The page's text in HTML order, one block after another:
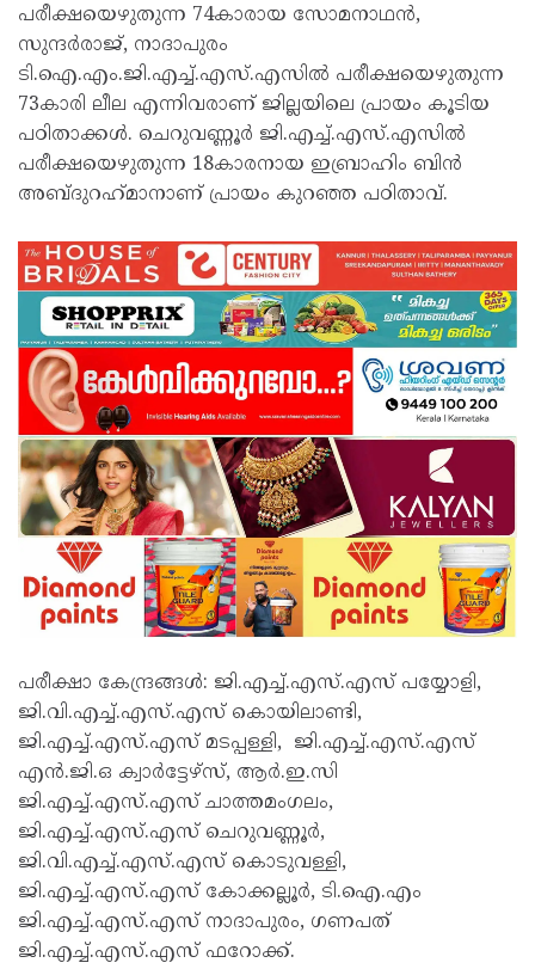
പരീക്ഷയെഴുതുന്ന 74കാരായ സോമനാഥൻ,
സുന്ദർരാജ്, നാദാപുരം
ടി.ഐ.എം.ജി.എച്ച്.എസ്.എസിൽ പരീക്ഷയെഴുതുന്ന
73കാരി ലീല എന്നിവരാണ് ജില്ലയിലെ പ്രായം കൂടിയ
പഠിതാക്കൾ. ചെറുവണ്ണൂർ ജി.എച്ച്.എസ്.എസിൽ
പരീക്ഷയെഴുതുന്ന 18കാരനായ ഇബ്രാഹിം ബിൻ
അബ്ദുറഹ്‌മാനാണ് പ്രായം കുറഞ്ഞ പഠിതാവ്.
പരീക്ഷാ കേന്ദ്രങ്ങൾ: ജി.എച്ച്.എസ്.എസ് പയ്യോളി,
ജി.വി.എച്ച്.എസ്.എസ് കൊയിലാണ്ടി,
ജി.എച്ച്.എസ്.എസ് മടപ്പള്ളി, ജി.എച്ച്.എസ്.എസ്
എൻ.ജി.ഒ ക്വാർട്ടേഴ്‌സ്, ആർ.ഇ.സി
ജി.എച്ച്.എസ്.എസ് ചാത്തമംഗലം,
ജി.എച്ച്.എസ്.എസ് ചെറുവണ്ണൂർ,
ജി.വി.എച്ച്.എസ്.എസ് കൊടുവള്ളി,
ജി.എച്ച്.എസ്.എസ് കോക്കല്ലൂർ, ടി.ഐ.എം
ജി.എച്ച്.എസ്.എസ് നാദാപുരം, ഗണപത്
ജി.എച്ച്.എസ്.എസ് ഫറോക്ക്.